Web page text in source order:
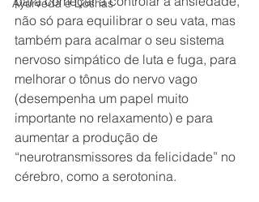
Ayurveda e Doshas
não só para equilibrar o seu vata, mas
também para acalmar o seu sistema
nervoso simpático de luta e fuga, para
melhorar o tônus ​​​​do nervo vago
(desempenha um papel muito
importante no relaxamento) e para
aumentar a produção de
“neurotransmissores da felicidade” no
cérebro, como a serotonina.